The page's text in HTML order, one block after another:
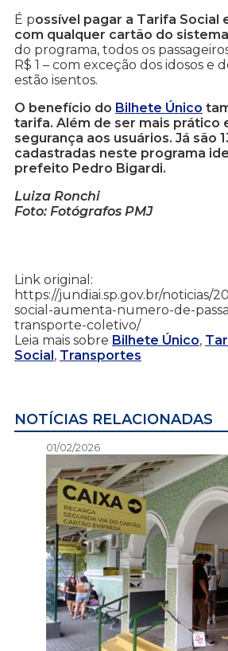
É possível pagar a Tarifa Social
com qualquer cartão do sistema
do programa, todos os
R$ 1 – com exceção dos idosos e
estão isentos.
O benefício do Bilhete Único
tarifa. Além de ser mais prático
segurança aos usuários. Já são
cadastradas neste programa
prefeito Pedro Bigardi.
Luiza Ronchi
Foto: Fotógrafos PMJ
Link original:
https://jundiai.sp.gov.br/noticias/
social-aumenta-numero-de-
transporte-coletivo/
Leia mais sobre Bilhete Único,
Social, Transportes
NOTÍCIAS RELACIONADAS
01/02/2026